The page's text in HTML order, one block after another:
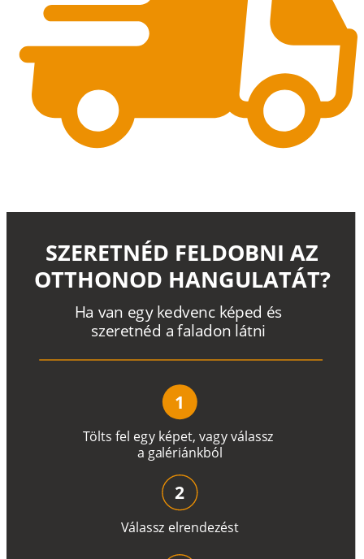
Tölts fel egy képet, vagyválassz
a galériánkból
Ha van egy kedvenc képed és
szeretnéd a faladon látni
SZERETNÉD FELDOBNI AZ
OTTHONOD HANGULATÁT?
1
Válassz elrendezést
2